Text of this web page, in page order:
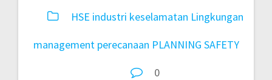
HSE industri keselamatan Lingkungan
management perecanaan PLANNING SAFETY
0